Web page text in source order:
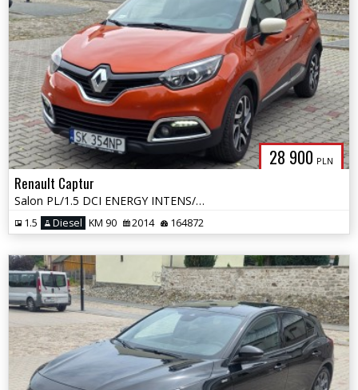
28 900 PLN
Renault Captur
Salon PL/1.5 DCI ENERGY INTENS/Po wymianie rozrządu/Ekonomiczny
1.5 Diesel KM 90 2014 164872